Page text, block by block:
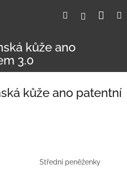
HledatPřihlášení
kůže ano
3.0
kůže ano patentní
Střední peněženky